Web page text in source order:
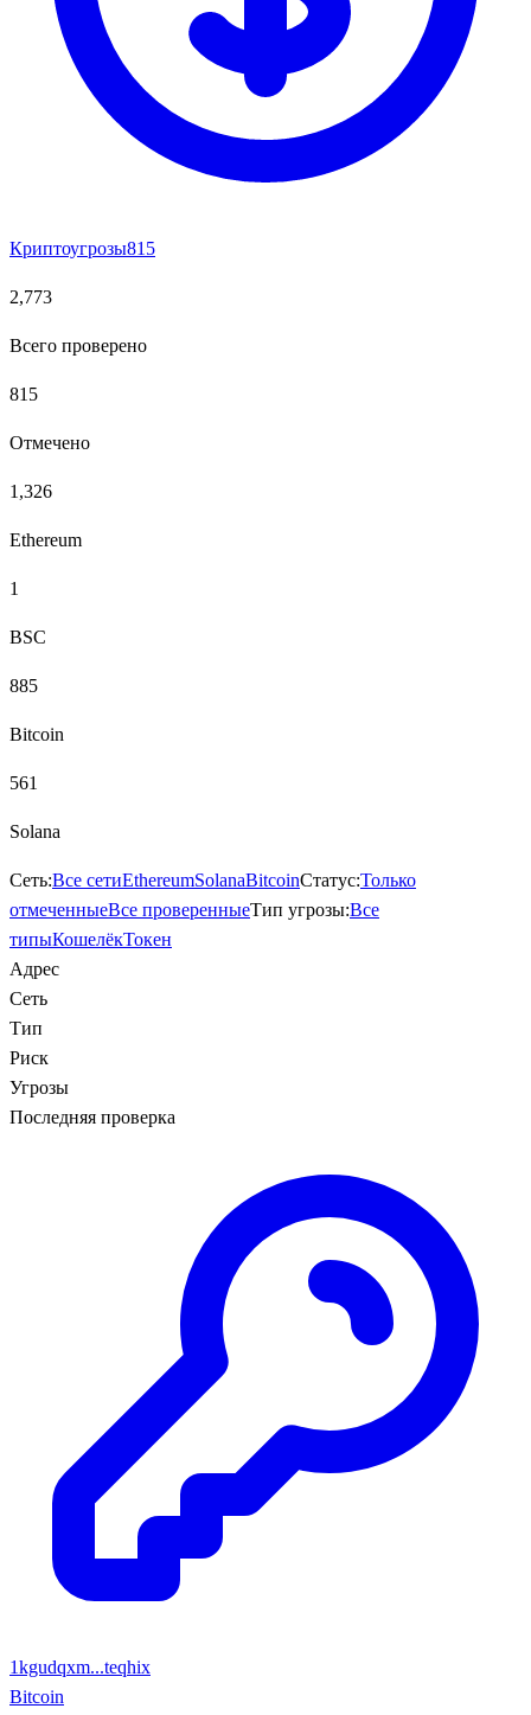
Криптоугрозы815
2,773
Всего проверено
815
Отмечено
1,326
Ethereum
1
BSC
885
Bitcoin
561
Solana
Сеть:Все сетиEthereumSolanaBitcoinСтатус:Только
отмеченныеВсе проверенныеТип угрозы:Все
типыКошелёкТокен
Адрес
Сеть
Тип
Риск
Угрозы
Последняя проверка
1kgudqxm...teqhix
Bitcoin